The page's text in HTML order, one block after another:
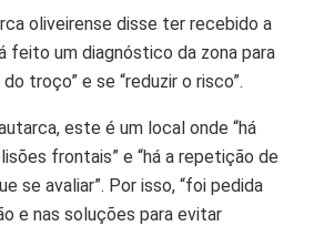
oliveirense disse ter recebido a
feito um diagnóstico da zona para
troço” e se “reduzir o risco”.
este é um local onde “há
frontais” e “há a repetição de
se avaliar”. Por isso, “foi pedida
e nas soluções para evitar